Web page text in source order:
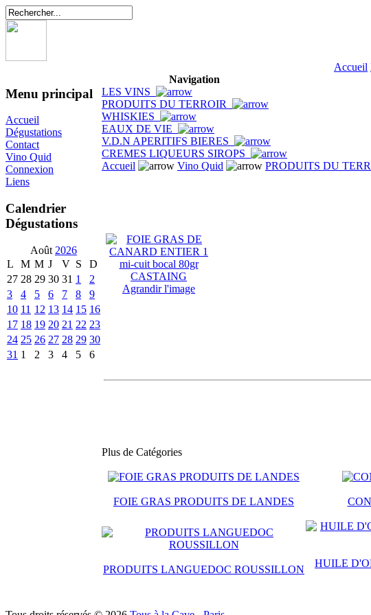
Accueil
Menu principal
Accueil
Dégustations
Contact
Vino Quid
Connexion
Liens
Calendrier
Dégustations
Août 2026
L
M M J V S
D
27 28 29 30 31 1
2
3
4 5 6 7 8
9
10 11 12 13 14 15 16
17 18 19 20 21 22 23
24 25 26 27 28 29 30
31 1 2 3 4 5 6
Navigation
LES VINS
PRODUITS DU TERROIR
WHISKIES
EAUX DE VIE
V.D.N APERITIFS BIERES
CREMES LIQUEURS SIROPS
Accueil
Vino Quid PRODUITS DU
Agrandir l'image
Plus de Catégories
FOIE GRAS PRODUITS DE LANDES
PRODUITS LANGUEDOC ROUSSILLON
HUILE